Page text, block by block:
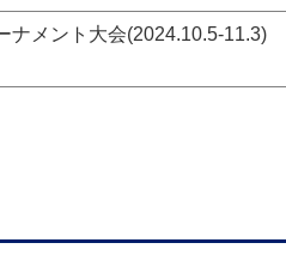
ナメント大会(2024.10.5-11.3)